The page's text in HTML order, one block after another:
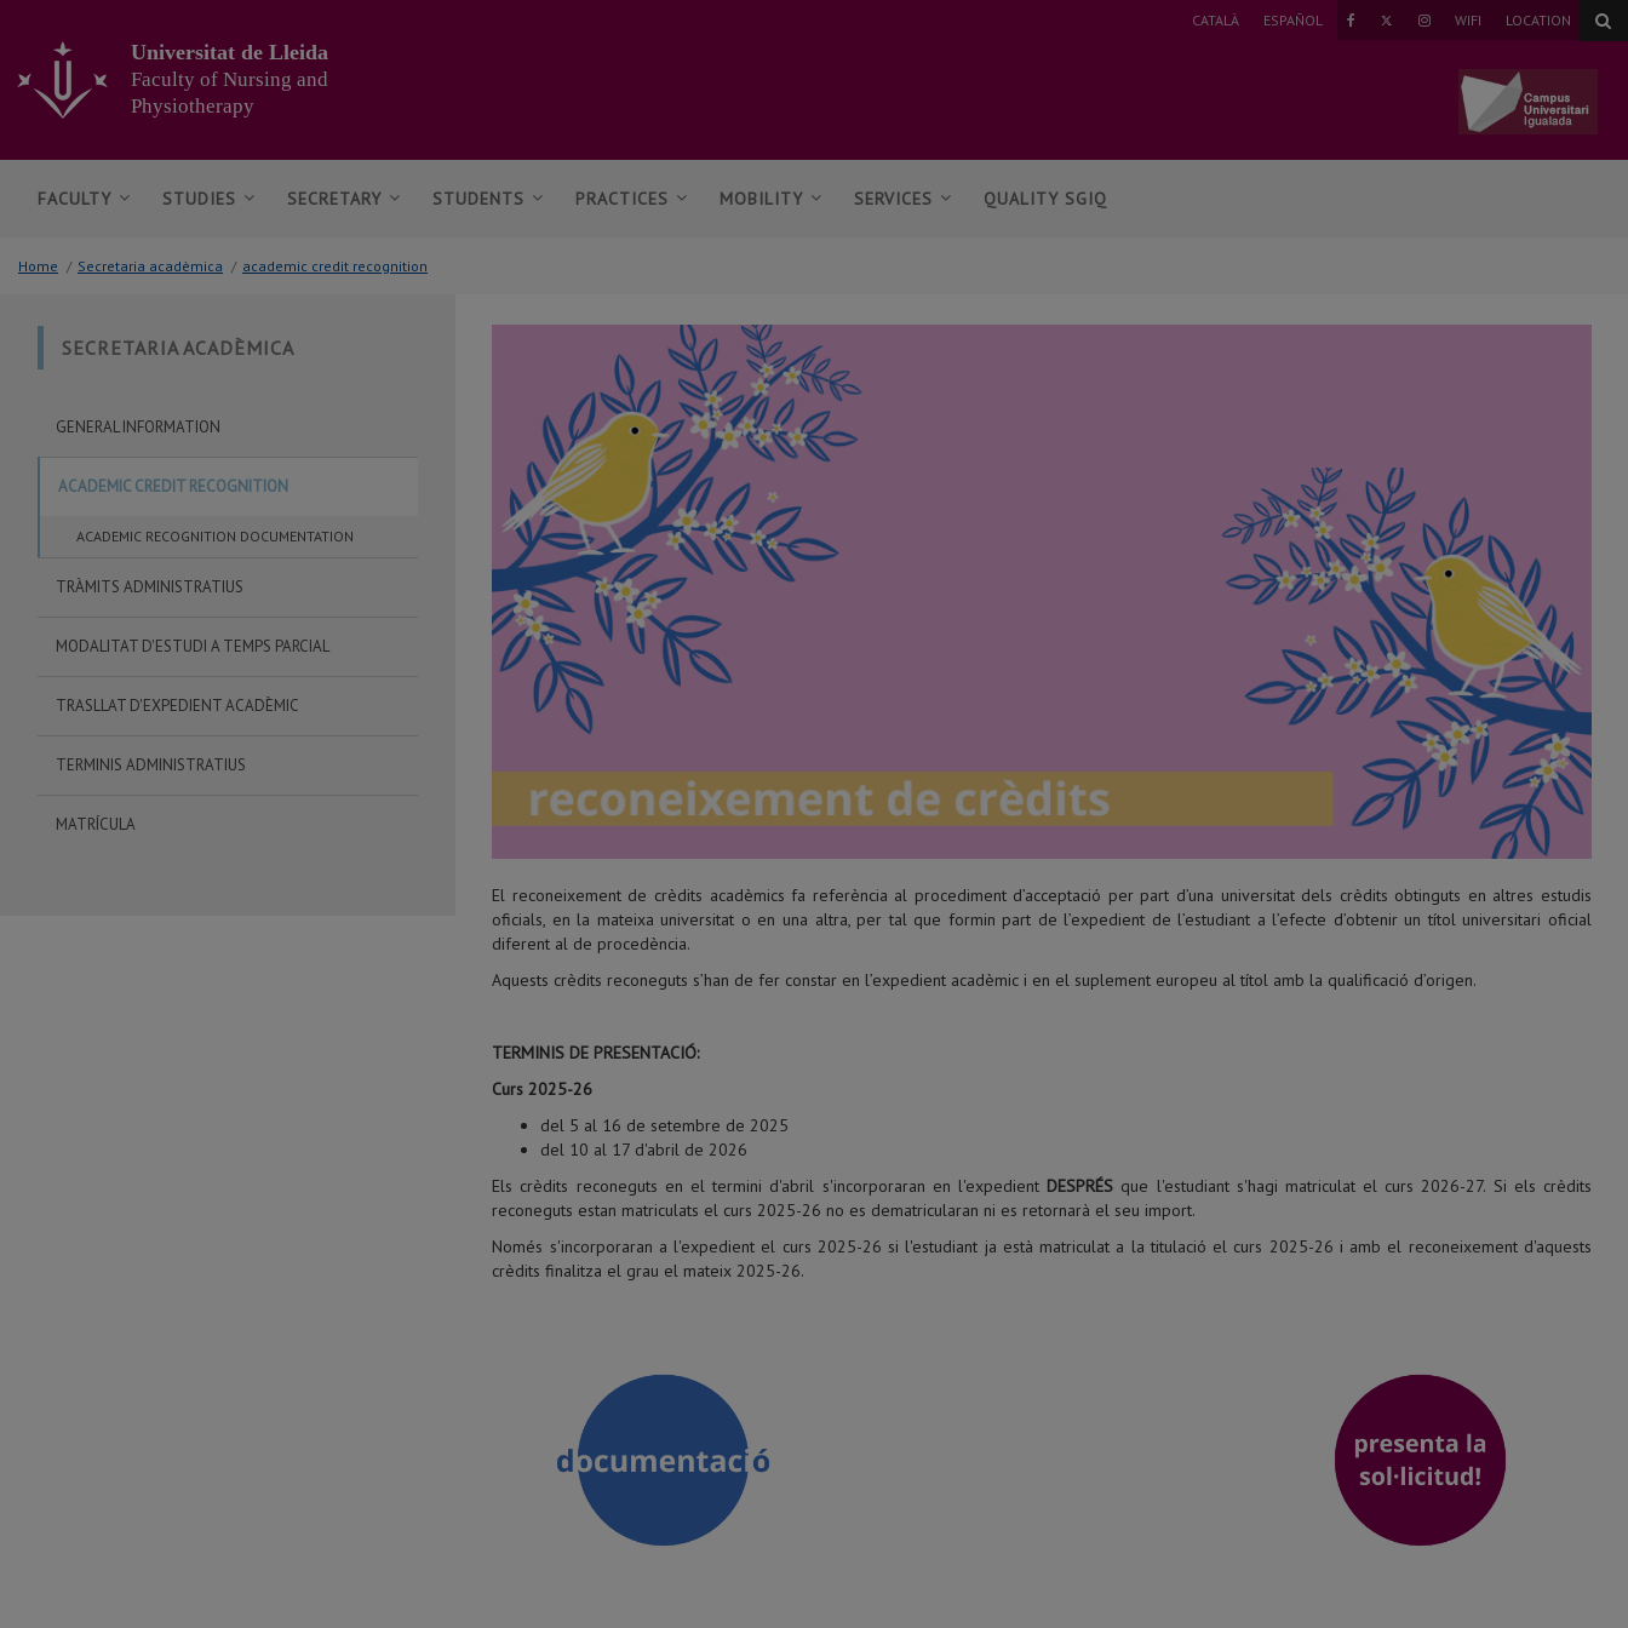
main
content
the
FAEBOOKTWITTERINSTAGRAM
WIFI LOCATION
CATALÀ ESPAÑOL
Universitat de Lleida
Faculty of Nursing and
Physiotherapy
FACULTY STUDIES SECRETARY STUDENTS PRACTICES MOBILITY SERVICES QUALITY SGIQ
Home / Secretaria acadèmica / academic credit recognition
SECRETARIA ACADÈMICA
GENERAL INFORMATION
ACADEMIC CREDIT RECOGNITION
ACADEMIC RECOGNITION DOCUMENTATION
TRÀMITS ADMINISTRATIUS
MODALITAT D'ESTUDI A TEMPS PARCIAL
TRASLLAT D'EXPEDIENT ACADÈMIC
TERMINIS ADMINISTRATIUS
MATRÍCULA
El reconeixement de crèdits acadèmics fa referència al procediment d’acceptació per part d’una universitat dels crèdits obtinguts en altres estudis
oficials, en la mateixa universitat o en una altra, per tal que formin part de l’expedient de l’estudiant a l’efecte d’obtenir un títol universitari oficial
diferent al de procedència.
Aquests crèdits reconeguts s’han de fer constar en l’expedient acadèmic i en el suplement europeu al títol amb la qualificació d’origen.
TERMINIS DE PRESENTACIÓ:
Curs 2025-26
del 5 al 16 de setembre de 2025
del 10 al 17 d'abril de 2026
Els crèdits reconeguts en el termini d'abril s'incorporaran en l'expedient DESPRÉS que l'estudiant s'hagi matriculat el curs 2026-27. Si els crèdits
reconeguts estan matriculats el curs 2025-26 no es dematricularan ni es retornarà el seu import.
Només s'incorporaran a l'expedient el curs 2025-26 si l'estudiant ja està matriculat a la titulació el curs 2025-26 i amb el reconeixement d'aquests
crèdits finalitza el grau el mateix 2025-26.